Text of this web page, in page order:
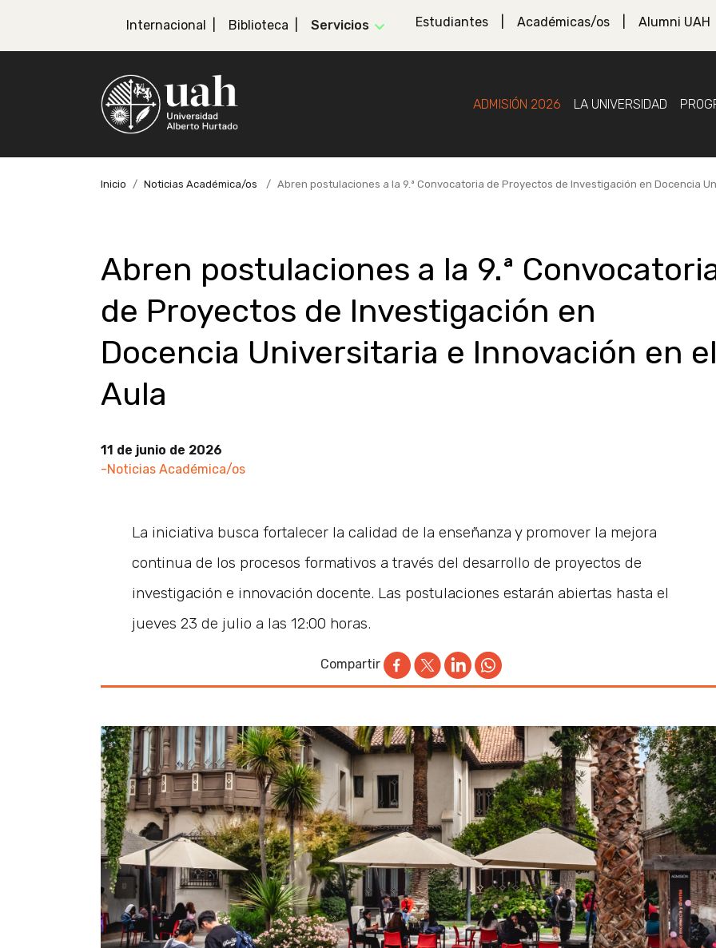
Internacional Biblioteca Servicios Estudiantes Académicas/os Alumni UAH
ADMISIÓN 2026 LA UNIVERSIDAD
Inicio Noticias Académica/os Abren postulaciones a la 9.ª Convocatoria de Proyectos de Investigación en Docencia
Abren postulaciones a la 9.ª
de Proyectos de Investigación en
Docencia Universitaria e Innovación en
Aula
11 de junio de 2026
-Noticias Académica/os
La iniciativa busca fortalecer la calidad de la enseñanza y promover la mejora
continua de los procesos formativos a través del desarrollo de proyectos de
investigación e innovación docente. Las postulaciones estarán abiertas hasta el
jueves 23 de julio a las 12:00 horas.
Compartir